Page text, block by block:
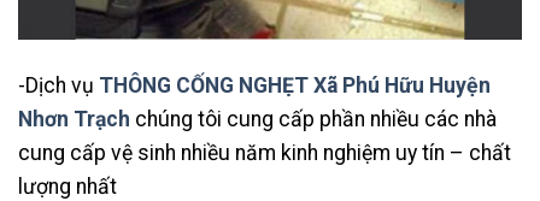
-Dịch vụ THÔNG CỐNG NGHẸT Xã Phú Hữu Huyện
Nhơn Trạch chúng tôi cung cấp phần nhiều các nhà
cung cấp vệ sinh nhiều năm kinh nghiệm uy tín – chất
lượng nhất